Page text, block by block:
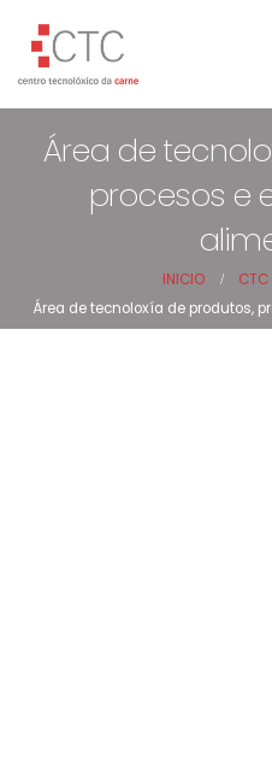
Área de
procesos e
INICIO CTC
Área de tecnoloxía de produtos,